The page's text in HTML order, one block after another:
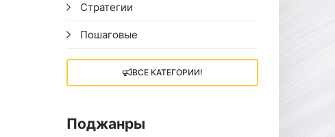
Стратегии
Пошаговые
ВСЕ КАТЕГОРИИ!
Поджанры